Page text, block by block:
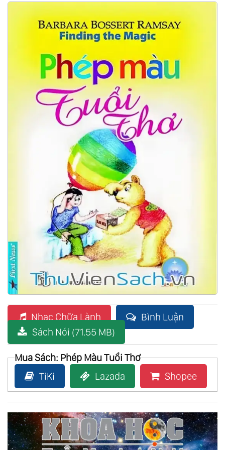
Nhạc Chữa Lành
Bình Luận
Sách Nói (71.55 MB)
Mua Sách: Phép Màu Tuổi Thơ
TiKi
Lazada Shopee